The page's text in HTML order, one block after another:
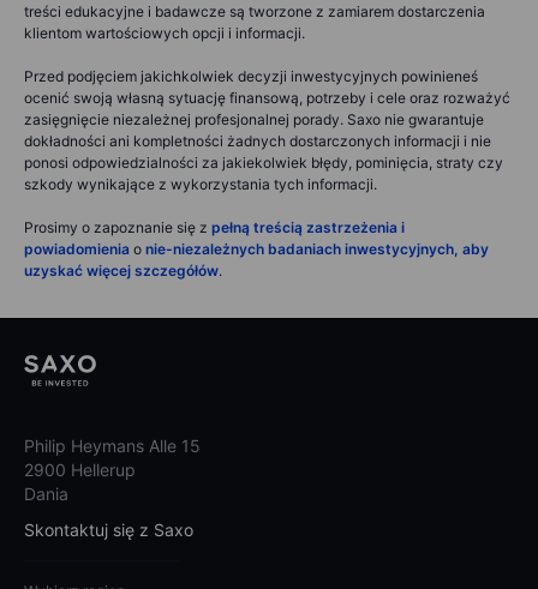
treści edukacyjne i badawcze są tworzone z zamiarem dostarczenia
klientom wartościowych opcji i informacji.
Przed podjęciem jakichkolwiek decyzji inwestycyjnych powinieneś
ocenić swoją własną sytuację finansową, potrzeby i cele oraz rozważyć
zasięgnięcie niezależnej profesjonalnej porady. Saxo nie gwarantuje
dokładności ani kompletności żadnych dostarczonych informacji i nie
ponosi odpowiedzialności za jakiekolwiek błędy, pominięcia, straty czy
szkody wynikające z wykorzystania tych informacji.
Prosimy o zapoznanie się z pełną treścią zastrzeżenia i
powiadomienia o nie-niezależnych badaniach inwestycyjnych, aby
uzyskać więcej szczegółów.
Philip Heymans Alle 15
2900 Hellerup
Dania
Skontaktuj się z Saxo